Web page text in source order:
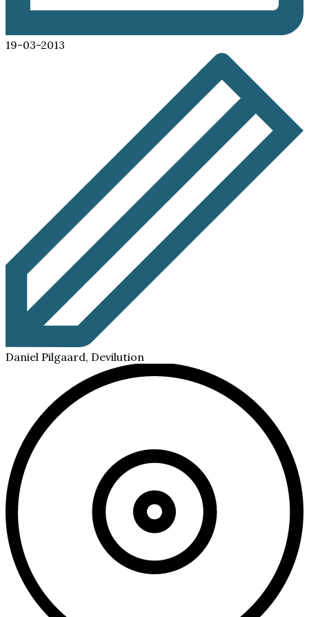
19-03-2013
Daniel Pilgaard, Devilution